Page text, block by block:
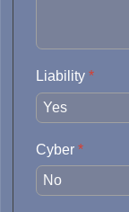
Liability *
Cyber *